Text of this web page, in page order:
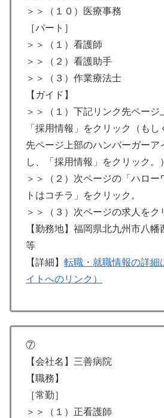
＞＞（１０）医療事務
［パート］
＞＞（１）看護師
＞＞（２）看護助手
＞＞（３）作業療法士
【ガイド】
＞＞（１）下記リンク先ページ
「採用情報」をクリック（もし
先ページ上部のハンバーガーア
し、「採用情報」をクリック。
＞＞（２）次ページの「ハロー
トはコチラ」をクリック。
＞＞（３）次ページの求人をク
【勤務地】福岡県北九州市八
等
【詳細】 転職・就職情報の詳細
イトへのリンク）
⑦
【会社名】三善病院
【職務】
［常勤］
＞＞（１）正看護師